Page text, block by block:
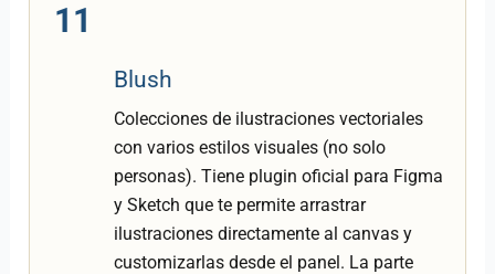
11
Blush
Colecciones de ilustraciones vectoriales
con varios estilos visuales (no solo
personas). Tiene plugin oficial para Figma
y Sketch que te permite arrastrar
ilustraciones directamente al canvas y
customizarlas desde el panel. La parte